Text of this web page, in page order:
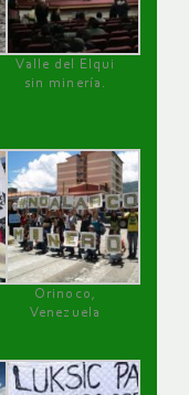
Valle del Elqui
sin minería.
Orinoco,
Venezuela